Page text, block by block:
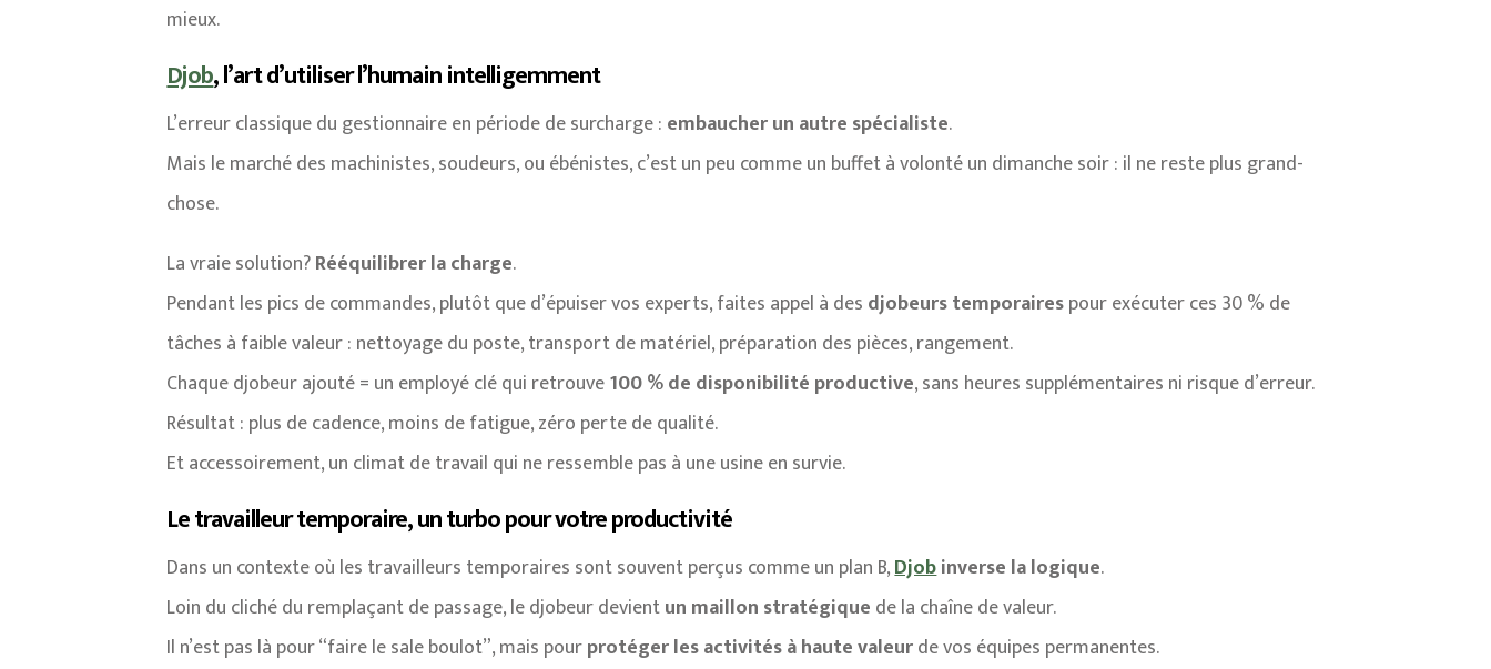
mieux.
Djob, l’art d’utiliser l’humain intelligemment
L’erreur classique du gestionnaire en période de surcharge : embaucher un autre spécialiste.
Mais le marché des machinistes, soudeurs, ou ébénistes, c’est un peu comme un buffet à volonté un dimanche soir : il ne reste plus grand-
chose.
La vraie solution?Rééquilibrer la charge.
Pendant les pics de commandes, plutôt que d’épuiser vos experts, faites appel à des djobeurs temporairespour exécuter ces 30 % de
tâches à faible valeur : nettoyage du poste, transport de matériel, préparation des pièces, rangement.
Chaque djobeur ajouté = un employé clé qui retrouve100 % de disponibilité productive, sans heures supplémentaires ni risque d’erreur.
Résultat : plus de cadence, moins de fatigue, zéro perte de qualité.
Et accessoirement, un climat de travail qui ne ressemble pas à une usine en survie.
Le travailleur temporaire, un turbo pour votre productivité
Dans un contexte où les travailleurs temporaires sont souvent perçus comme un plan B,Djobinverse la logique.
Loin du cliché du remplaçant de passage, le djobeur devientun maillon stratégique de la chaîne de valeur.
Il n’est pas là pour “faire le sale boulot”, mais pourprotéger les activités à haute valeurde vos équipes permanentes.